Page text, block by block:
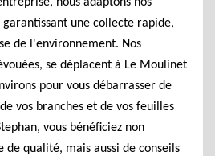
garantissant une collecte rapide,
de l'environnement. Nos
se déplacent à Le Moulinet
pour vous débarrasser de
vos branches et de vos feuilles
vous bénéficiez non
de qualité, mais aussi de conseils